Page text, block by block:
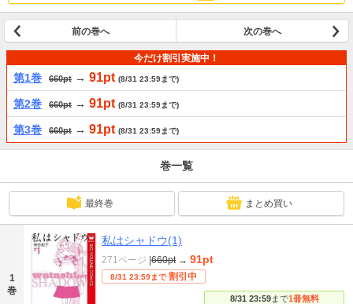
前の巻へ 次の巻へ
今だけ割引実施中！
第1巻 660pt → 91pt (8/31 23:59まで)
第2巻 660pt → 91pt (8/31 23:59まで)
第3巻 660pt → 91pt (8/31 23:59まで)
巻一覧
最終巻 まとめ買い
1
巻
私はシャドウ(1)
8/31 23:59まで1冊無料
271ページ |660pt → 91pt
8/31 23:59まで 割引中